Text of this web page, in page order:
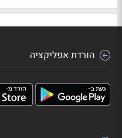
הורדת אפליקציה